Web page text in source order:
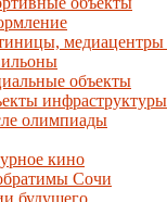
медиацентры
объекты
инфраструктуры
олимпиады
кино
Сочи
будущего